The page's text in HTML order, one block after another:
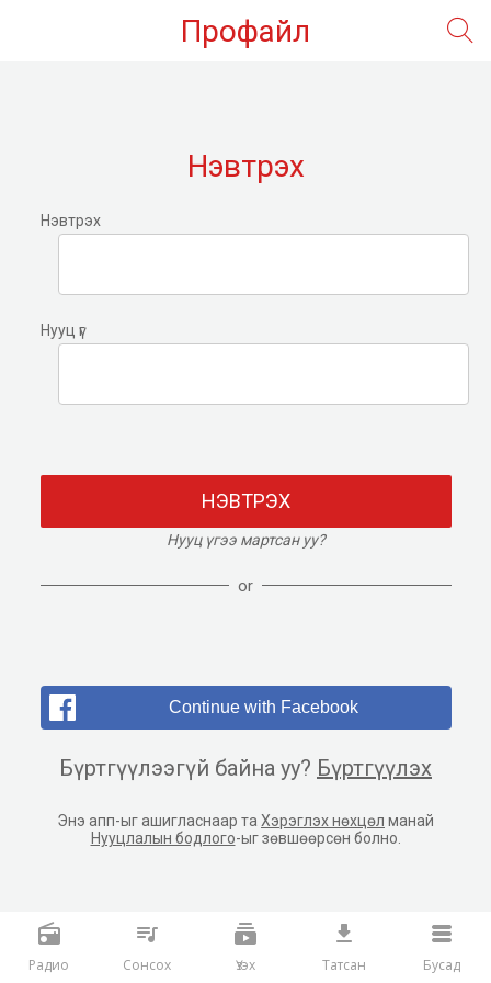
Профайл
Нэвтрэх
Нэвтрэх
Нууц үг
НЭВТРЭХ
Нууц үгээ мартсан уу?
or
Continue with Facebook
Бүртгүүлээгүй байна уу? Бүртгүүлэх
Энэ апп-ыг ашигласнаар та Хэрэглэх нөхцөл манай
Нууцлалын бодлого-ыг зөвшөөрсөн болно.
Радио Сонсох Үзэх Татсан Бусад